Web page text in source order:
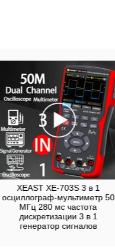
XEAST XE-703S 3 в 1
осциллограф-мультиметр 50
МГц 280 мс частота
дискретизации 3 в 1
генератор сигналов